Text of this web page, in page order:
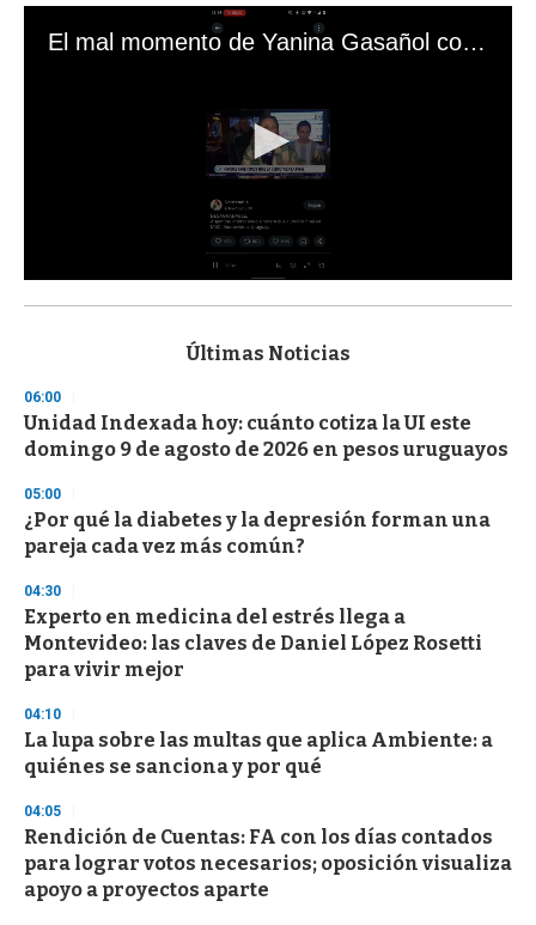
El mal momento de Yanina Gasañol con un hincha argentino en "Subrayado"
s
d
s
o
f
3
s
e
c
n
d
s
Últimas Noticias
06:00
Unidad Indexada hoy: cuánto cotiza la UI este
domingo 9 de agosto de 2026 en pesos uruguayos
05:00
¿Por qué la diabetes y la depresión forman una
pareja cada vez más común?
04:30
Experto en medicina del estrés llega a
Montevideo: las claves de Daniel López Rosetti
para vivir mejor
04:10
La lupa sobre las multas que aplica Ambiente: a
quiénes se sanciona y por qué
04:05
Rendición de Cuentas: FA con los días contados
para lograr votos necesarios; oposición visualiza
apoyo a proyectos aparte